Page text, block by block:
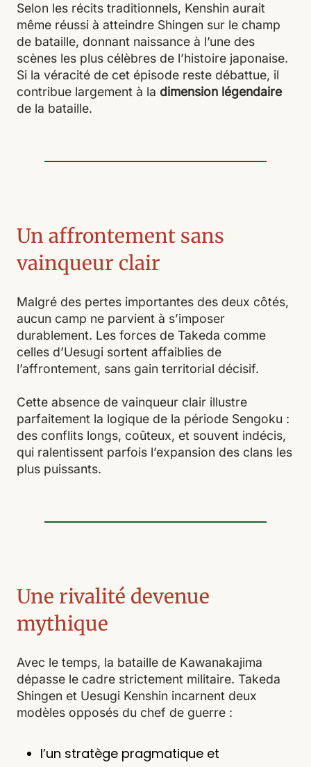
Selon les récits traditionnels, Kenshin aurait
même réussi à atteindre Shingen sur le champ
de bataille, donnant naissance à l’une des
scènes les plus célèbres de l’histoire japonaise.
Si la véracité de cet épisode reste débattue, il
contribue largement à la dimension légendaire
de la bataille.
Un affrontement sans
vainqueur clair
Malgré des pertes importantes des deux côtés,
aucun camp ne parvient à s’imposer
durablement. Les forces de Takeda comme
celles d’Uesugi sortent affaiblies de
l’affrontement, sans gain territorial décisif.
Cette absence de vainqueur clair illustre
parfaitement la logique de la période Sengoku :
des conflits longs, coûteux, et souvent indécis,
qui ralentissent parfois l’expansion des clans les
plus puissants.
Une rivalité devenue
mythique
Avec le temps, la bataille de Kawanakajima
dépasse le cadre strictement militaire. Takeda
Shingen et Uesugi Kenshin incarnent deux
modèles opposés du chef de guerre :
l’un stratège pragmatique et